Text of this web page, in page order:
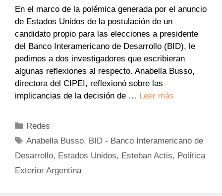
En el marco de la polémica generada por el anuncio
de Estados Unidos de la postulación de un
candidato propio para las elecciones a presidente
del Banco Interamericano de Desarrollo (BID), le
pedimos a dos investigadores que escribieran
algunas reflexiones al respecto. Anabella Busso,
directora del CIPEI, reflexionó sobre las
implicancias de la decisión de … Leer más
Categorías
Redes
Etiquetas
Anabella Busso, BID - Banco Interamericano de
Desarrollo, Estados Unidos, Esteban Actis, Política
Exterior Argentina